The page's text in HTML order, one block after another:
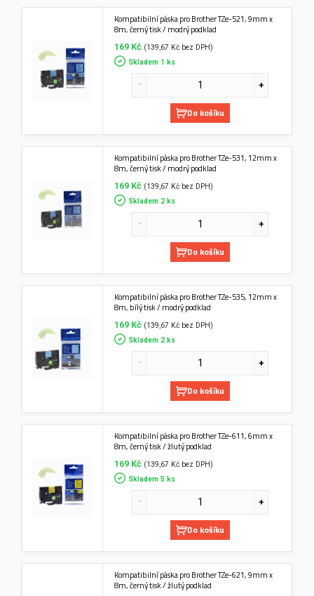
Kompatibilní páska pro Brother TZe-521, 9mm x
8m, černý tisk / modrý podklad
169 Kč (139,67 Kč bez DPH)
Skladem 1 ks
Do košíku
Kompatibilní páska pro Brother TZe-531, 12mm x
8m, černý tisk / modrý podklad
169 Kč (139,67 Kč bez DPH)
Skladem 2 ks
Do košíku
Kompatibilní páska pro Brother TZe-535, 12mm x
8m, bílý tisk / modrý podklad
169 Kč (139,67 Kč bez DPH)
Skladem 2 ks
Do košíku
Kompatibilní páska pro Brother TZe-611, 6mm x
8m, černý tisk / žlutý podklad
169 Kč (139,67 Kč bez DPH)
Skladem 5 ks
Do košíku
Kompatibilní páska pro Brother TZe-621, 9mm x
8m, černý tisk / žlutý podklad